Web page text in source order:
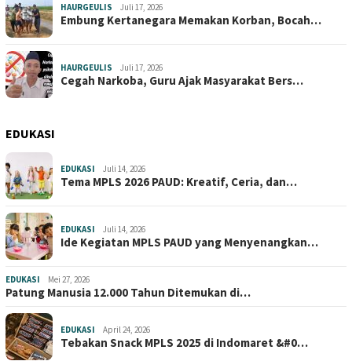
HAURGEULIS Juli 17, 2026
Embung Kertanegara Memakan Korban, Bocah…
HAURGEULIS Juli 17, 2026
Cegah Narkoba, Guru Ajak Masyarakat Bers…
EDUKASI
EDUKASI Juli 14, 2026
Tema MPLS 2026 PAUD: Kreatif, Ceria, dan…
EDUKASI Juli 14, 2026
Ide Kegiatan MPLS PAUD yang Menyenangkan…
EDUKASI Mei 27, 2026
Patung Manusia 12.000 Tahun Ditemukan di…
EDUKASI April 24, 2026
Tebakan Snack MPLS 2025 di Indomaret &#0…